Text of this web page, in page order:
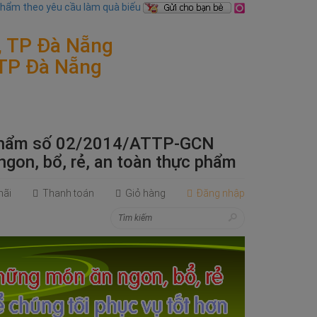
theo yêu cầu làm quà biếu
Đà Nẵng
Đà Nẵng
số 02/2014/ATTP-GCN
bổ, rẻ, an toàn thực phẩm
Thanh toán Giỏ hàng Đăng nhập